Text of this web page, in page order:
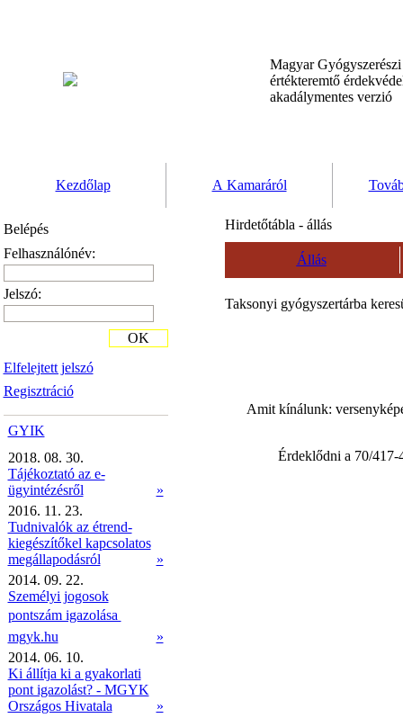
Magyar
értékteremtő
akadálymentes verzió
Kezdőlap A Kamaráról
Belépés
Felhasználónév:
Jelszó:
Elfelejtett jelszó
Regisztráció
OK
GYIK
2018. 08. 30.
Tájékoztató az e-
ügyintézésről
»
2016. 11. 23.
Tudnivalók az étrend-
kiegészítőkel kapcsolatos
megállapodásról
»
2014. 09. 22.
Személyi jogosok
pontszám igazolása 
mgyk.hu
»
2014. 06. 10.
Ki állítja ki a gyakorlati
pont igazolást? - MGYK
Országos Hivatala
»
Hirdetőtábla - állás
Állás
Taksonyi gyógyszertárba
Amit kínálunk:
Érdeklődni a 70/417-